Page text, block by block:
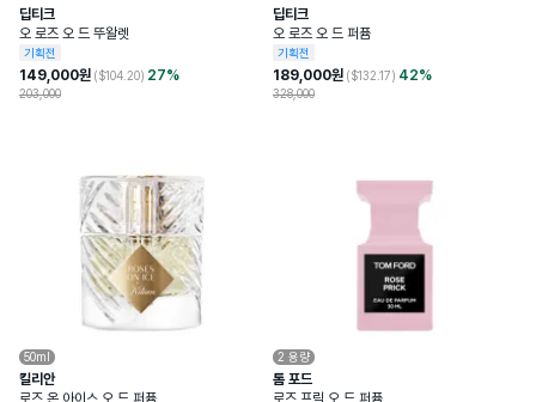
딥티크
오 로즈 오 드 뚜왈렛
기획전
149,000원 ($104.20) 27%
203,000
딥티크
오 로즈 오 드 퍼퓸
기획전
189,000원 ($132.17) 42%
328,000
50ml
킬리안
로즈 온 아이스 오 드 퍼퓸
2 용량
톰 포드
로즈 프릭 오 드 퍼퓸